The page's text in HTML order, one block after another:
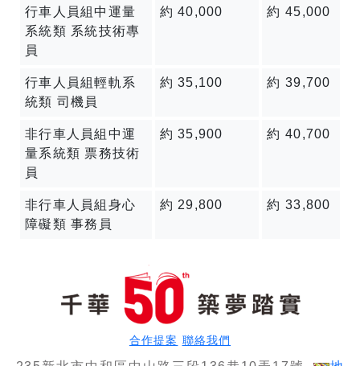
行車人員組中運量
系統類 系統技術專
員
約 40,000 約 45,000
行車人員組輕軌系
統類 司機員
約 35,100 約 39,700
非行車人員組中運
量系統類 票務技術
員
約 35,900 約 40,700
非行車人員組身心
障礙類 事務員
約 29,800 約 33,800
合作提案 聯絡我們